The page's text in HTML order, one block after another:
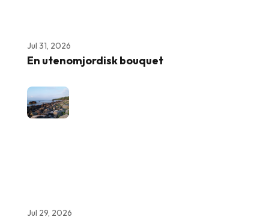
Jul 31, 2026
En utenomjordisk bouquet
Jul 29, 2026